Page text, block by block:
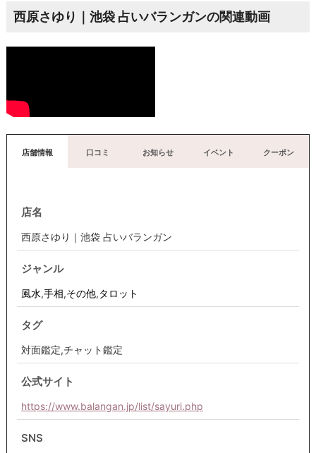
西原さゆり｜池袋 占いバランガンの関連動画
店舗情報 口コミ お知らせ イベント クーポン
店名
西原さゆり｜池袋 占いバランガン
ジャンル
風水,手相,その他,タロット
タグ
対面鑑定,チャット鑑定
公式サイト
https://www.balangan.jp/list/sayuri.php
SNS